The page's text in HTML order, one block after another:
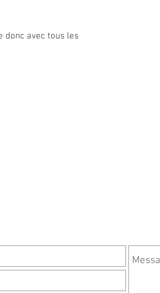
donc avec tous les